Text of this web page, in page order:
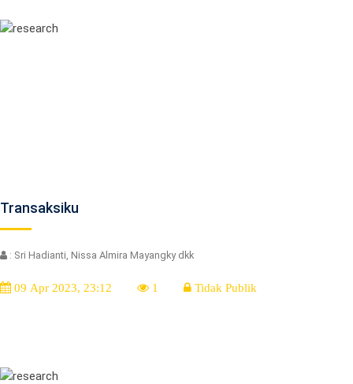
Transaksiku
: Sri Hadianti, Nissa Almira Mayangky dkk
09 Apr 2023, 23:12 1 Tidak Publik